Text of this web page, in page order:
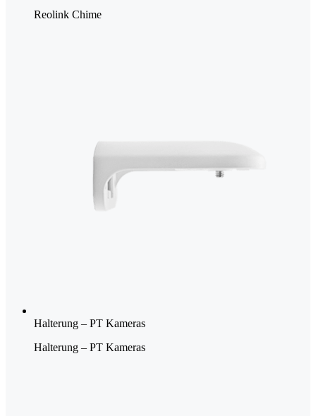
Reolink Chime
Halterung – PT Kameras
Halterung – PT Kameras